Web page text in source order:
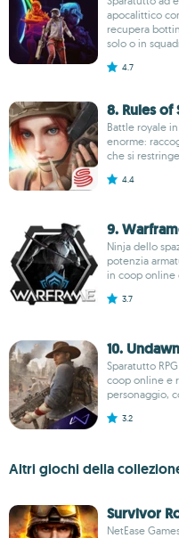
apocalittico
recupera
solo o in
4.7
8. Rules of
Battle royale
enorme:
che si
4.4
9.
Ninja dello
potenzia
in coop online
3.7
10. Undawn
Sparatutto
coop online e
personaggio,
3.2
Altri giochi della
Survivor
NetEase